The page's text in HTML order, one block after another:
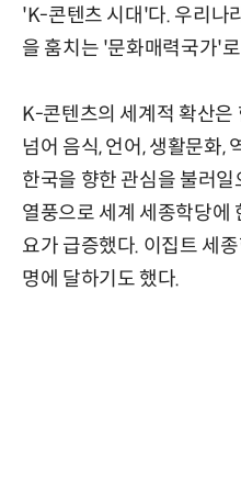
'K-콘텐츠 시대'다. 우리나
을 훔치는 '문화매력국가'
K-콘텐츠의 세계적 확산은
넘어 음식, 언어, 생활문화,
한국을 향한 관심을 불러
열풍으로 세계 세종학당에
요가 급증했다. 이집트 세
명에 달하기도 했다.